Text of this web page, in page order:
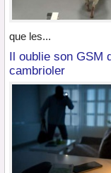
que les...
Il oublie son
cambrioler